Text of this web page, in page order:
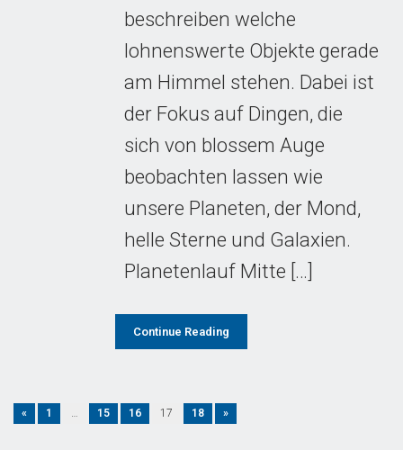
beschreiben welche
lohnenswerte Objekte gerade
am Himmel stehen. Dabei ist
der Fokus auf Dingen, die
sich von blossem Auge
beobachten lassen wie
unsere Planeten, der Mond,
helle Sterne und Galaxien.
Planetenlauf Mitte […]
Continue Reading
« 1 … 15 16 17 18 »